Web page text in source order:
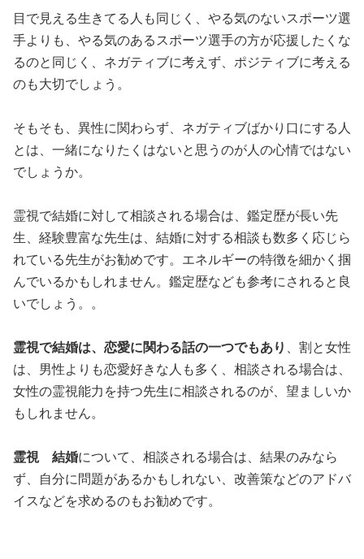
目で見える生きてる人も同じく、やる気のないスポーツ選
手よりも、やる気のあるスポーツ選手の方が応援したくな
るのと同じく、ネガティブに考えず、ポジティブに考える
のも大切でしょう。
そもそも、異性に関わらず、ネガティブばかり口にする人
とは、一緒になりたくはないと思うのが人の心情ではない
でしょうか。
霊視で結婚に対して相談される場合は、鑑定歴が長い先
生、経験豊富な先生は、結婚に対する相談も数多く応じら
れている先生がお勧めです。エネルギーの特徴を細かく掴
んでいるかもしれません。鑑定歴なども参考にされると良
いでしょう。。
霊視で結婚は、恋愛に関わる話の一つでもあり
、割と女性
は、男性よりも恋愛好きな人も多く、相談される場合は、
女性の霊視能力を持つ先生に相談されるのが、望ましいか
もしれません。
霊視 結婚について、相談される場合は、結果のみなら
ず、自分に問題があるかもしれない、改善策などのアドバ
イスなどを求めるのもお勧めです。